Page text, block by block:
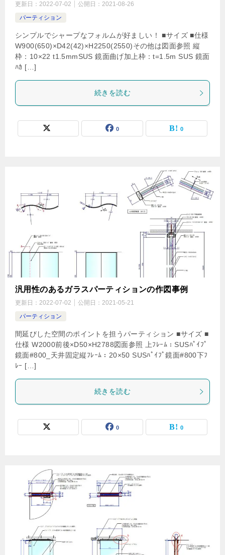
更新日： 2022-07-02 公開日： 2021-08-26
パーティション
シンプルでシャープなフォルムが好ましい！ ■サイズ ■仕様
W900(650)×D42(42)×H2250(2550)その他は図面参照 縦
枠：10×22 t1.5mmSUS 鏡面曲げ加上枠：t=1.5m SUS 鏡面
ﾊｶ […]
続きを読む
0 0
汎用性のあるガラスパーティションの作図事例
更新日： 2022-07-02 公開日： 2021-05-21
パーティション
間延びした空間のポイントを担うパーティション ■サイズ ■
仕様 W2000前後×D50×H2788図面参照 上ﾌﾚｰﾑ：SUSﾊﾟｲﾌﾟ
鏡面#800_天井固定縦ﾌﾚｰﾑ：20×50 SUSﾊﾟｲﾌﾟ鏡面#800下ﾌ
ﾚｰ […]
続きを読む
0 0